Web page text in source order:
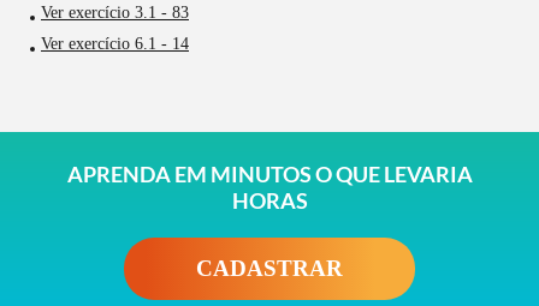
Ver exercício 3.1 - 83
Ver exercício 6.1 - 14
APRENDA EM MINUTOS O QUE LEVARIA
HORAS
CADASTRAR